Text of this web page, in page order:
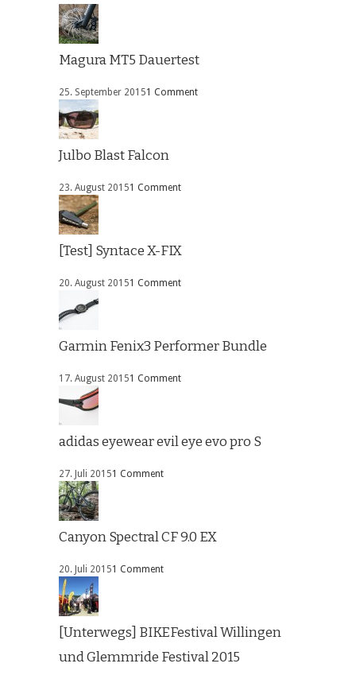
Magura MT5 Dauertest
25. September 20151 Comment
Julbo Blast Falcon
23. August 20151 Comment
[Test] Syntace X-FIX
20. August 20151 Comment
Garmin Fenix3 Performer Bundle
17. August 20151 Comment
adidas eyewear evil eye evo pro S
27. Juli 20151 Comment
Canyon Spectral CF 9.0 EX
20. Juli 20151 Comment
[Unterwegs] BIKEFestival Willingen
und Glemmride Festival 2015